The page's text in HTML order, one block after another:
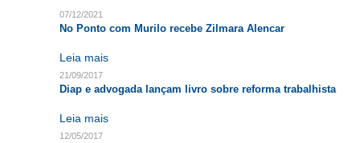
07/12/2021
No Ponto com Murilo recebe Zilmara Alencar
Leia mais
21/09/2017
Diap e advogada lançam livro sobre reforma trabalhista
Leia mais
12/05/2017